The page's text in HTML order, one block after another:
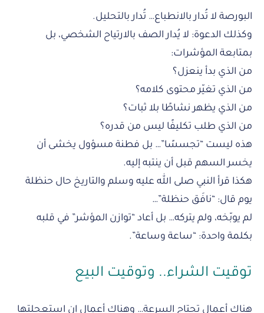
البورصة لا تُدار بالانطباع… تُدار بالتحليل.
وكذلك الدعوة: لا يُدار الصف بالارتياح الشخصي، بل
بمتابعة المؤشرات:
من الذي بدأ ينعزل؟
من الذي تغيّر محتوى كلامه؟
من الذي يظهر نشاطًا بلا ثبات؟
من الذي طلب تكليفًا ليس من قدره؟
هذه ليست “تجسسًا”… بل فطنة مسؤول يخشى أن
يخسر السهم قبل أن ينتبه إليه.
هكذا قرأ النبي صلى الله عليه وسلم والتاريخ حال حنظلة
يوم قال: “نافَق حنظلة”…
لم يوبّخه، ولم يتركه… بل أعاد “توازن المؤشر” في قلبه
بكلمة واحدة: “ساعة وساعة”.
توقيت الشراء.. وتوقيت البيع
هناك أعمال تحتاج السرعة… وهناك أعمال إن استعجلتها